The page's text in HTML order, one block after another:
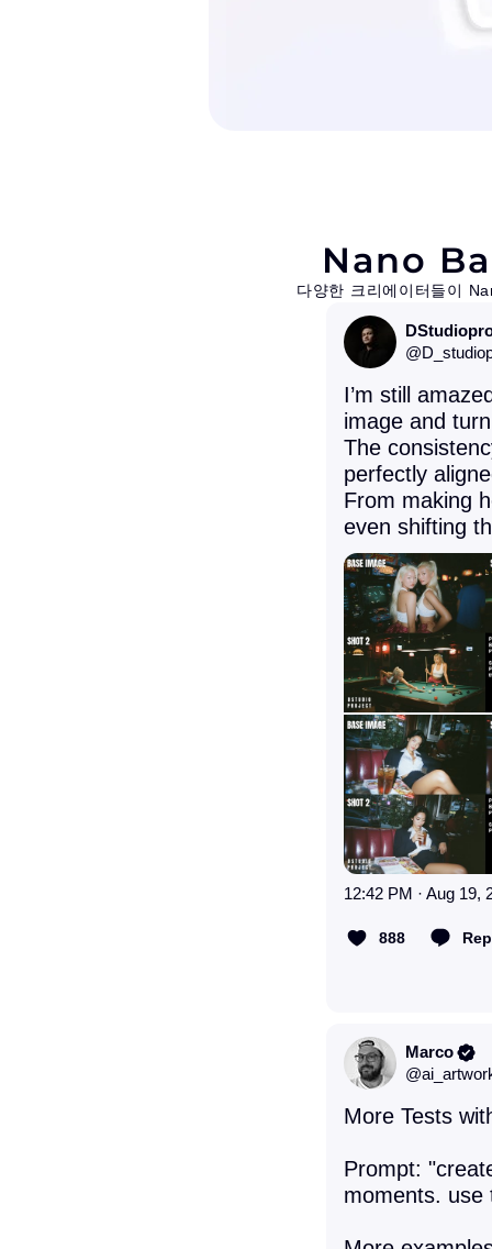
Nano
다양한 크리에이터들이
@
I’m still
image and
The
perfectly
From making
even shifting
12:42 PM · Aug 19,
888
Marco
@
More Tests
Prompt:
moments. use